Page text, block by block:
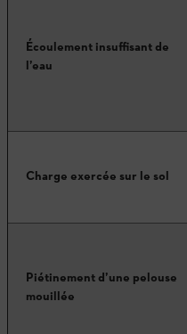
Écoulement insuffisant de
l’eau
Charge exercée sur le sol
Piétinement d’une pelouse
mouillée